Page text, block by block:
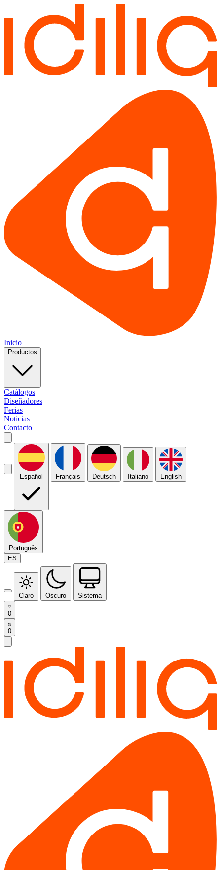
Inicio
Productos
Catálogos
Diseñadores
Ferias
Noticias
Contacto
Español Français Deutsch Italiano English
Português
ES
Claro Oscuro Sistema
0
0